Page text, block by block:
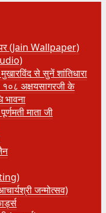
(Jain Wallpaper)
से सुनें शांतिधारा
१०८ अक्षयसागरजी के
भावना
माता जी
जन्मोत्सव)